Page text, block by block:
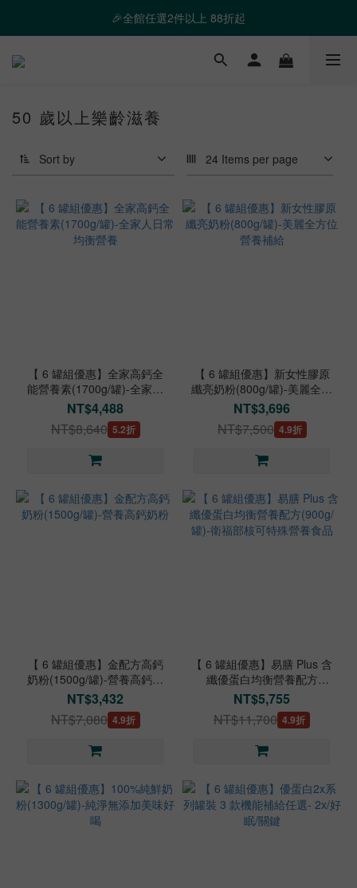
❤️ 霸氣優惠 滿額最高折888 👉去逛逛
🎉全館任選2件以上 88折起
❤️ 霸氣優惠 滿額最高折888 👉去逛逛
50 歲以上樂齡滋養
Sort by 24 Items per page
【 6 罐組優惠】全家高鈣全
能營養素(1700g/罐)-全家人
日常均衡營養
NT$4,488
NT$8,640 5.2折
【 6 罐組優惠】新女性膠原
纖亮奶粉(800g/罐)-美麗全方
位營養補給
NT$3,696
NT$7,500 4.9折
【 6 罐組優惠】金配方高鈣
奶粉(1500g/罐)-營養高鈣奶
粉
NT$3,432
NT$7,080 4.9折
【 6 罐組優惠】易膳 Plus 含
纖優蛋白均衡營養配方
(900g/罐)-衛福部核可特殊營
養食品
NT$5,755
NT$11,700 4.9折